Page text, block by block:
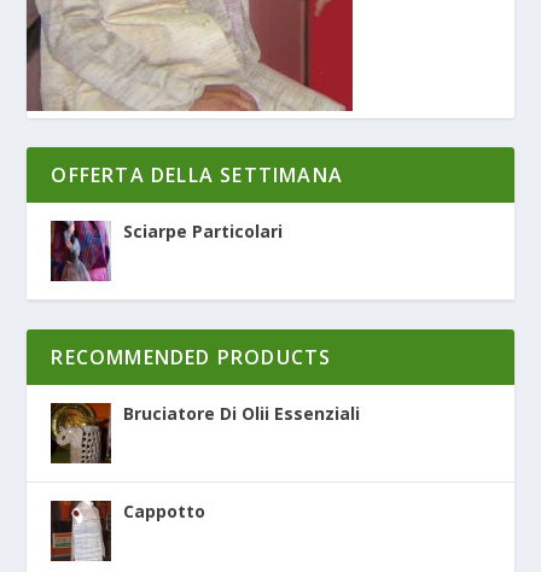
OFFERTA DELLA SETTIMANA
Sciarpe Particolari
RECOMMENDED PRODUCTS
Bruciatore Di Olii Essenziali
Cappotto